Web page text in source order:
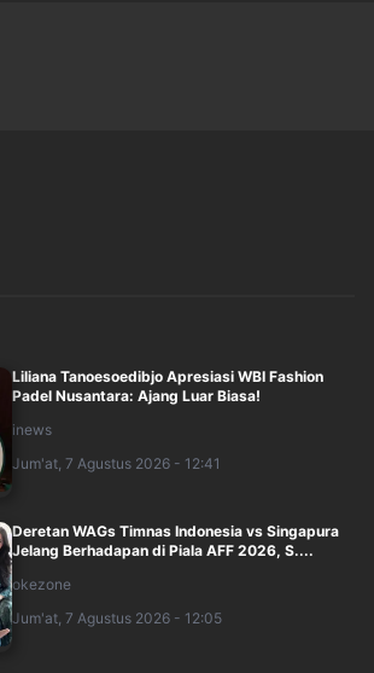
Liliana Tanoesoedibjo Apresiasi WBI Fashion
Padel Nusantara: Ajang Luar Biasa!
inews
Jum'at, 7 Agustus 2026 - 12:41
Deretan WAGs Timnas Indonesia vs Singapura
Jelang Berhadapan di Piala AFF 2026, S....
okezone
Jum'at, 7 Agustus 2026 - 12:05